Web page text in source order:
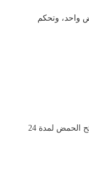
واحد، وتحكم
تشطيب الساتان الذي اجتاز اختبار رش شرائح الحمض لمدة 24